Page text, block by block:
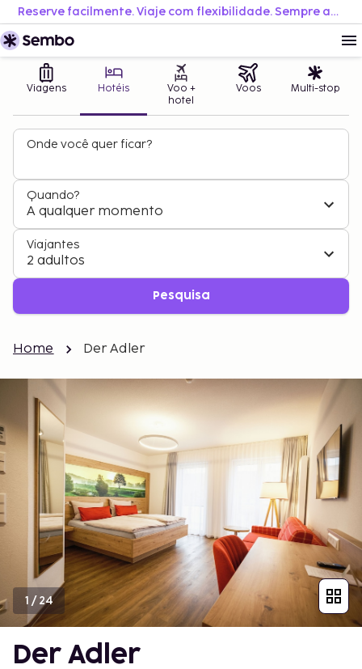
Reserve facilmente. Viaje com flexibilidade. Sempre ao melhor preço.
Viagens Hotéis
Voo +
hotel
Voos Multi-stop
Onde você quer ficar?
Quando?
A qualquer momento
Viajantes
2 adultos
Pesquisa
Home Der Adler
1 /24
Der Adler